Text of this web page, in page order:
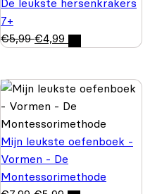
De leukste hersenkrakers
7+
€5,99 €4,99
Mijn leukste oefenboek -
Vormen - De
Montessorimethode